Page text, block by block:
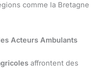
comme la Bretagne
Acteurs Ambulants
affrontent des